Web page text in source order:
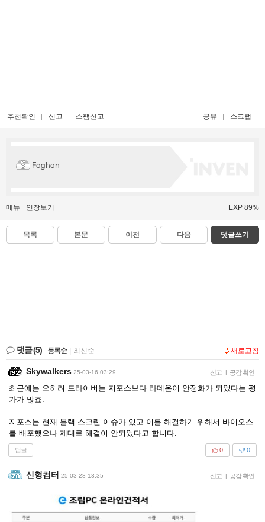
추천확인 신고 스팸신고 공유 스크랩
Foghon
메뉴 인장보기 EXP 89%
목록 본문 이전 다음 댓글쓰기
댓글(5) 등록순 최신순 새로고침
Skywalkers 25-03-16 03:29 신고 | 공감 확인
최근에는 오히려 드라이버는 지포스보다 라데온이 안정화가 되었다는 평
가가 많죠.
지포스는 현재 블랙 스크린 이슈가 있고 이를 해결하기 위해서 바이오스
를 배포했으나 제대로 해결이 안되었다고 합니다.
답글 0
0
신형컴터 25-03-28 13:35 신고 | 공감 확인